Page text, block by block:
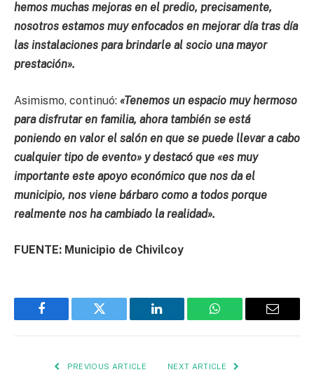
hemos muchas mejoras en el predio, precisamente,
nosotros estamos muy enfocados en mejorar día tras día
las instalaciones para brindarle al socio una mayor
prestación».
Asimismo, continuó: «Tenemos un espacio muy hermoso
para disfrutar en familia, ahora también se está
poniendo en valor el salón en que se puede llevar a cabo
cualquier tipo de evento» y destacó que «es muy
importante este apoyo económico que nos da el
municipio, nos viene bárbaro como a todos porque
realmente nos ha cambiado la realidad».
FUENTE: Municipio de Chivilcoy
Facebook Twitter LinkedIn WhatsApp Email
PREVIOUS ARTICLE NEXT ARTICLE